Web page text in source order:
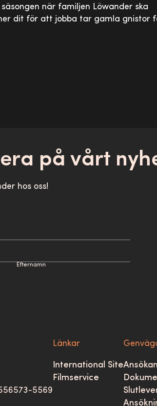
när familjen Löwander ska
dit för att jobba tar gamla gnistor
på vårt
hos oss!
Efternamn
5569
Länkar
International Site
Filmservice
Ansökan